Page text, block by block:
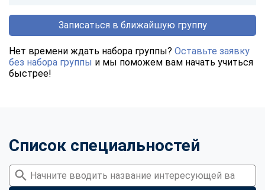
Записаться в ближайшую группу
Нет времени ждать набора группы? Оставьте заявку
без набора группы и мы поможем вам начать учиться
быстрее!
Список специальностей